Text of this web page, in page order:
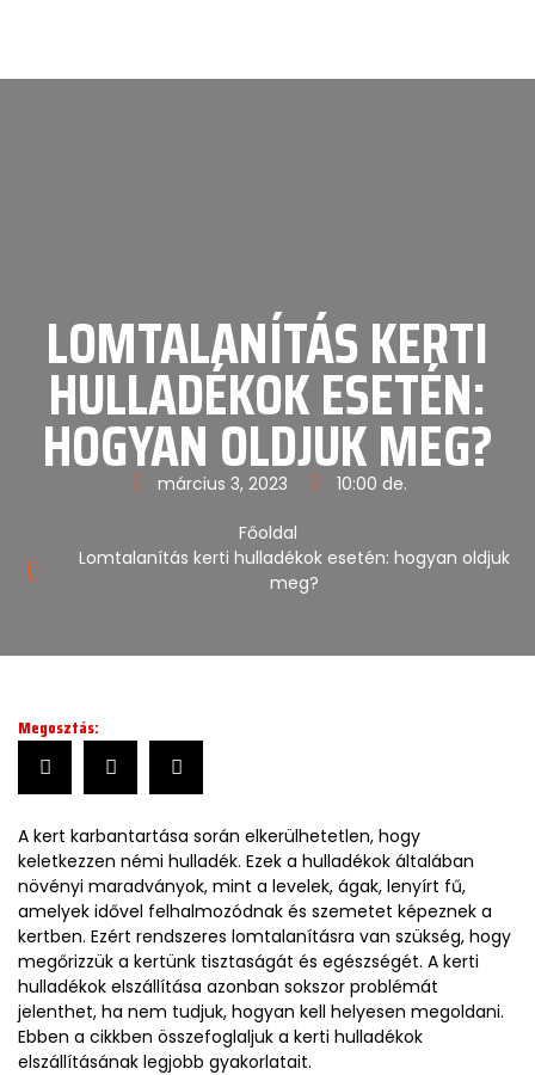
LOMTALANÍTÁS KERTI
HULLADÉKOK ESETÉN:
HOGYAN OLDJUK MEG?
március 3, 2023 10:00 de.
Főoldal
Lomtalanítás kerti hulladékok esetén: hogyan oldjuk
meg?
Megosztás:
A kert karbantartása során elkerülhetetlen, hogy
keletkezzen némi hulladék. Ezek a hulladékok általában
növényi maradványok, mint a levelek, ágak, lenyírt fű,
amelyek idővel felhalmozódnak és szemetet képeznek a
kertben. Ezért rendszeres lomtalanításra van szükség, hogy
megőrizzük a kertünk tisztaságát és egészségét. A kerti
hulladékok elszállítása azonban sokszor problémát
jelenthet, ha nem tudjuk, hogyan kell helyesen megoldani.
Ebben a cikkben összefoglaljuk a kerti hulladékok
elszállításának legjobb gyakorlatait.